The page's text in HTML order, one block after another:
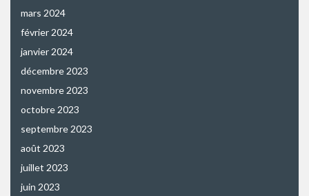
mars 2024
février 2024
janvier 2024
décembre 2023
novembre 2023
octobre 2023
septembre 2023
août 2023
juillet 2023
juin 2023